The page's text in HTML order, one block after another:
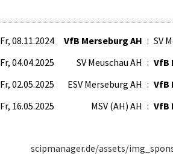
Fr, 08.11.2024 VfB Merseburg AH : SV
Fr, 04.04.2025 SV Meuschau AH : VfB
Fr, 02.05.2025 ESV Merseburg AH : VfB
Fr, 16.05.2025 MSV (AH) AH : VfB
scipmanager.de/assets/